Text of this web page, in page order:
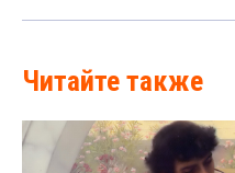
Читайте также